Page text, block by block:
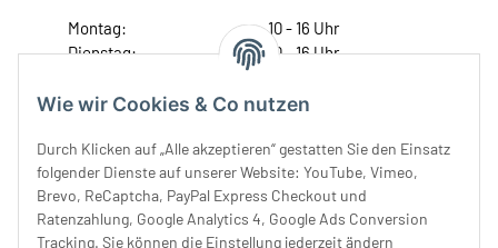
Wie wir Cookies & Co nutzen
Durch Klicken auf „Alle akzeptieren“ gestatten Sie den Einsatz
folgender Dienste auf unserer Website: YouTube, Vimeo,
Brevo, ReCaptcha, PayPal Express Checkout und
Ratenzahlung, Google Analytics 4, Google Ads Conversion
Tracking. Sie können die Einstellung jederzeit ändern
Montag:
10 - 16 Uhr
Dienstag:
10 - 16 Uhr
Donnerstag:
10 - 18 Uhr
Samstag:
10 - 14 Uhr
Unser Service